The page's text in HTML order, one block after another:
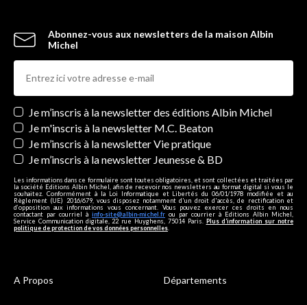
Abonnez-vous aux newsletters de la maison Albin
Michel
Newsletters
Je m’inscris à la newsletter des éditions Albin Michel
Je m'inscris à la newsletter M.C. Beaton
Je m’inscris à la newsletter Vie pratique
Je m’inscris à la newsletter Jeunesse & BD
Les informations dans ce formulaire sont toutes obligatoires, et sont collectées et traitées par
la société Editions Albin Michel, afin de recevoir nos newsletters au format digital si vous le
souhaitez. Conformément à la Loi Informatique et Libertés du 06/01/1978 modifiée et au
Règlement (UE) 2016/679, vous disposez notamment d'un droit d'accès, de rectification et
d’opposition aux informations vous concernant. Vous pouvez exercer ces droits en nous
contactant par courriel à info-site@albin-michel.fr ou par courrier à Editions Albin Michel,
Service Communication digitale, 22 rue Huyghens, 75014 Paris. Plus d’information sur notre
politique de protection de vos données personnelles
A Propos Départements